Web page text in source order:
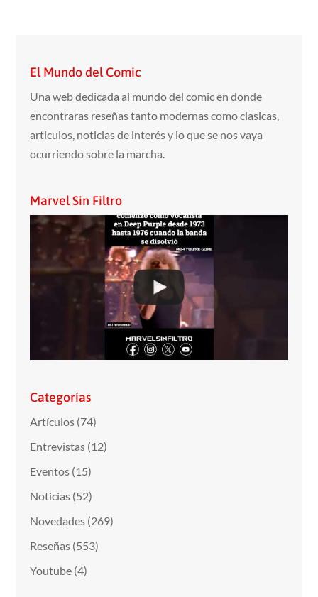
El Mundo del Comic
Una web dedicada al mundo del comic en donde
encontraras reseñas tanto modernas como clasicas,
articulos, noticias de interés y lo que se nos vaya
ocurriendo sobre la marcha.
Marvel Sin Filtro
Categorías
Artículos (74)
Entrevistas (12)
Eventos (15)
Noticias (52)
Novedades (269)
Reseñas (553)
Youtube (4)